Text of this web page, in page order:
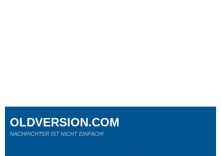
OLDVERSION.COM
NACHRICHTER IST NICHT EINFACH!